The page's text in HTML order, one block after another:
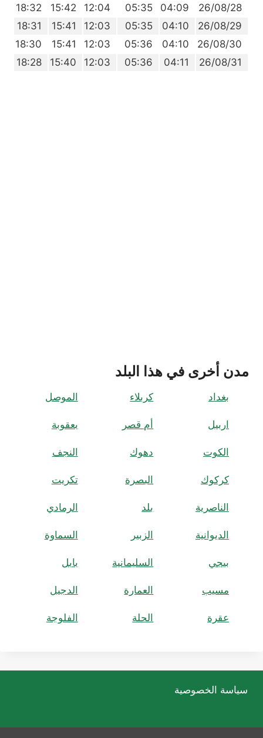
26/08/28
04:09
05:35
12:04
15:42
18:32
26/08/29
04:10
05:35
12:03
15:41
18:31
26/08/30
04:10
05:36
12:03
15:41
18:30
26/08/31
04:11
05:36
12:03
15:40
18:28
مدن أخرى في هذا البلد
بغداد كربلاء الموصل
اربيل أم قصر بعقوبة
الكوت دهوك النجف
كركوك البصرة تكريت
الناصرية بلد الرمادي
الديوانية الزبير السماوة
بيجي السليمانية بابل
مسيب العمارة الدجيل
عقرة الحلة الفلوجة
سياسة الخصوصية